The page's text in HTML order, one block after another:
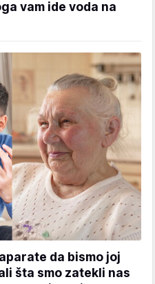
vam ide voda na
da bismo joj
šta smo zatekli nas